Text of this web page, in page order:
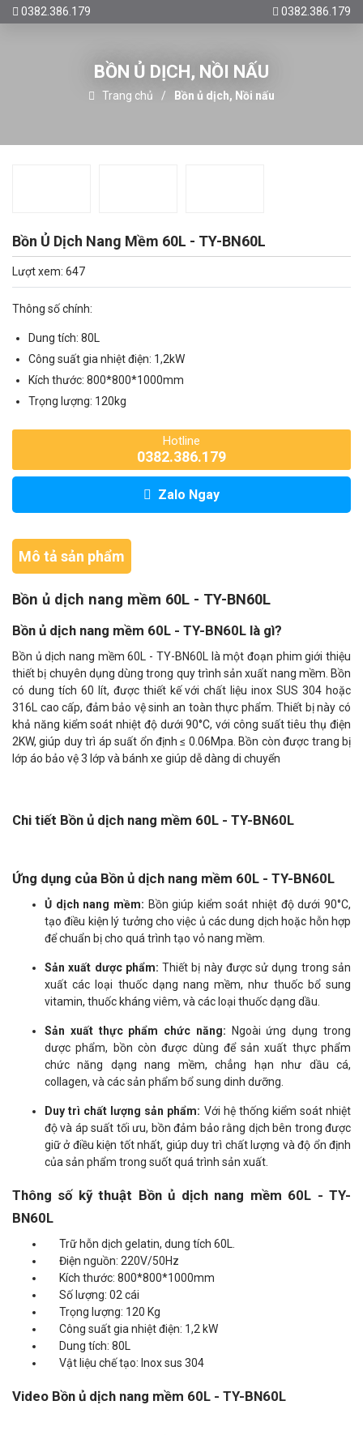
0382.386.179 0382.386.179
BỒN Ủ DỊCH, NỒI NẤU
Trang chủ Bồn ủ dịch, Nồi nấu
Bồn Ủ Dịch Nang Mềm 60L - TY-BN60L
Lượt xem: 647
Thông số chính:
Dung tích: 80L
Công suất gia nhiệt điện: 1,2kW
Kích thước: 800*800*1000mm
Trọng lượng: 120kg
Hotline
0382.386.179
Zalo Ngay
Mô tả sản phẩm
Bồn ủ dịch nang mềm 60L - TY-BN60L
Bồn ủ dịch nang mềm 60L - TY-BN60L là gì?
Bồn ủ dịch nang mềm 60L - TY-BN60L là một đoạn phim giới thiệu
thiết bị chuyên dụng dùng trong quy trình sản xuất nang mềm. Bồn
có dung tích 60 lít, được thiết kế với chất liệu inox SUS 304 hoặc
316L cao cấp, đảm bảo vệ sinh an toàn thực phẩm. Thiết bị này có
khả năng kiểm soát nhiệt độ dưới 90°C, với công suất tiêu thụ điện
2KW, giúp duy trì áp suất ổn định ≤ 0.06Mpa. Bồn còn được trang bị
lớp áo bảo vệ 3 lớp và bánh xe giúp dễ dàng di chuyển
Chi tiết Bồn ủ dịch nang mềm 60L - TY-BN60L
Ứng dụng của Bồn ủ dịch nang mềm 60L - TY-BN60L
Ủ dịch nang mềm: Bồn giúp kiểm soát nhiệt độ dưới 90°C,
tạo điều kiện lý tưởng cho việc ủ các dung dịch hoặc hỗn hợp
để chuẩn bị cho quá trình tạo vỏ nang mềm.
Sản xuất dược phẩm: Thiết bị này được sử dụng trong sản
xuất các loại thuốc dạng nang mềm, như thuốc bổ sung
vitamin, thuốc kháng viêm, và các loại thuốc dạng dầu.
Sản xuất thực phẩm chức năng: Ngoài ứng dụng trong
dược phẩm, bồn còn được dùng để sản xuất thực phẩm
chức năng dạng nang mềm, chẳng hạn như dầu cá,
collagen, và các sản phẩm bổ sung dinh dưỡng.
Duy trì chất lượng sản phẩm: Với hệ thống kiểm soát nhiệt
độ và áp suất tối ưu, bồn đảm bảo rằng dịch bên trong được
giữ ở điều kiện tốt nhất, giúp duy trì chất lượng và độ ổn định
của sản phẩm trong suốt quá trình sản xuất.
Thông số kỹ thuật Bồn ủ dịch nang mềm 60L - TY-
BN60L
Trữ hỗn dịch gelatin, dung tích 60L.
Điện nguồn: 220V/50Hz
Kích thước: 800*800*1000mm
Số lượng: 02 cái
Trọng lượng: 120 Kg
Công suất gia nhiệt điện: 1,2 kW
Dung tích: 80L
Vật liệu chế tạo: Inox sus 304
Video Bồn ủ dịch nang mềm 60L - TY-BN60L